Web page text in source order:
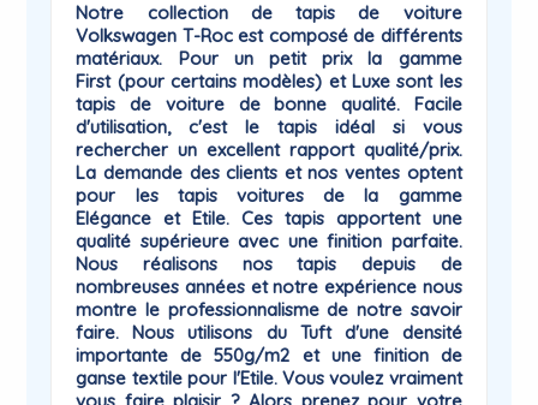
Notre collection detapis de voiture
Volkswagen T-Rocest composé de différents
matériaux. Pour un petit prix la gamme
First(pour certains modèles) et Luxesont les
tapis de voiture de bonne qualité. Facile
d'utilisation, c'est le tapis idéal si vous
rechercher un excellent rapport qualité/prix.
La demande des clients et nos ventes optent
pour les tapis voitures de la gamme
Elégance etEtile. Ces tapis apportent une
qualité supérieure avec une finition parfaite.
Nous réalisons nos tapis depuis de
nombreuses années et notre expérience nous
montre le professionnalisme de notre savoir
faire. Nous utilisons du Tuft d'une densité
importante de 550g/m2 et une finition de
ganse textile pour l'Etile. Vous voulez vraiment